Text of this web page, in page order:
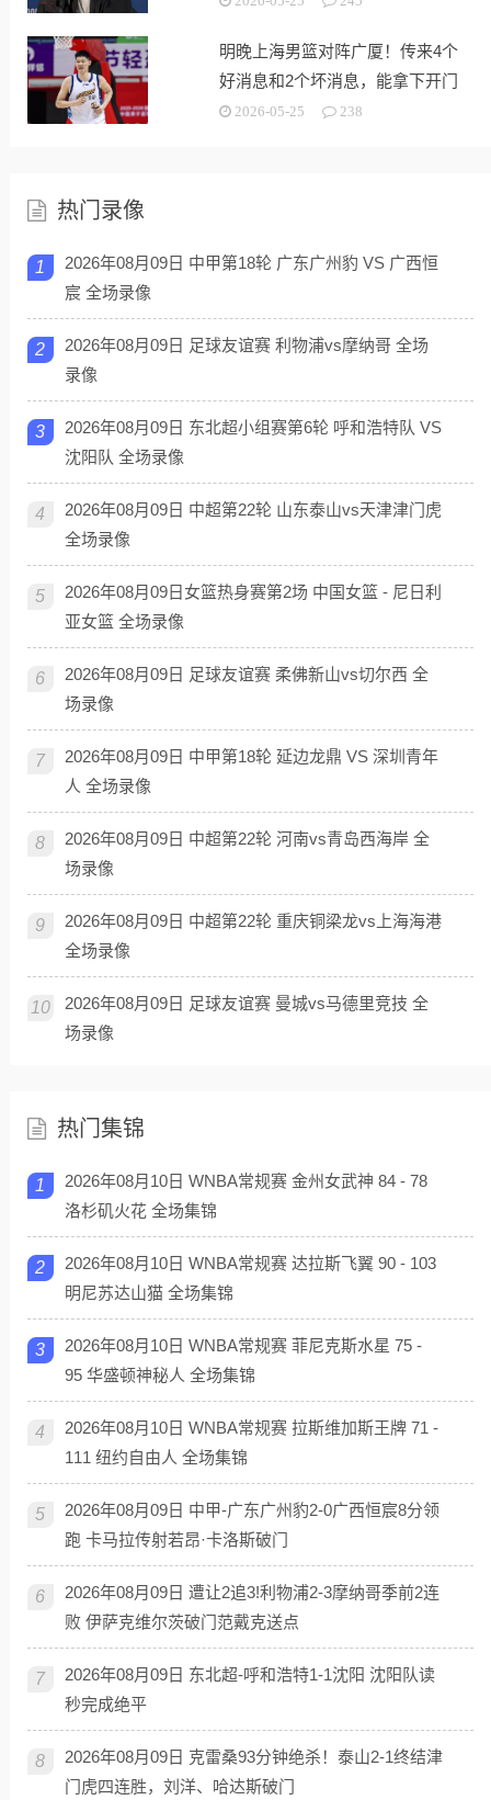
明晚上海男篮对阵广厦！传来4个
好消息和2个坏消息，能拿下开门
红2026-05-25 238
热门录像
1
2026年08月09日 中甲第18轮 广东广州豹 VS 广西恒
宸 全场录像
2
2026年08月09日 足球友谊赛 利物浦vs摩纳哥 全场
录像
3
2026年08月09日 东北超小组赛第6轮 呼和浩特队 VS
沈阳队 全场录像
4
2026年08月09日 中超第22轮 山东泰山vs天津津门虎
全场录像
5
2026年08月09日女篮热身赛第2场 中国女篮 - 尼日利
亚女篮 全场录像
6
2026年08月09日 足球友谊赛 柔佛新山vs切尔西 全
场录像
7
2026年08月09日 中甲第18轮 延边龙鼎 VS 深圳青年
人 全场录像
8
2026年08月09日 中超第22轮 河南vs青岛西海岸 全
场录像
9
2026年08月09日 中超第22轮 重庆铜梁龙vs上海海港
全场录像
10
2026年08月09日 足球友谊赛 曼城vs马德里竞技 全
场录像
热门集锦
1
2026年08月10日 WNBA常规赛 金州女武神 84 - 78
洛杉矶火花 全场集锦
2
2026年08月10日 WNBA常规赛 达拉斯飞翼 90 - 103
明尼苏达山猫 全场集锦
3
2026年08月10日 WNBA常规赛 菲尼克斯水星 75 -
95 华盛顿神秘人 全场集锦
4
2026年08月10日 WNBA常规赛 拉斯维加斯王牌 71 -
111 纽约自由人 全场集锦
5
2026年08月09日 中甲-广东广州豹2-0广西恒宸8分领
跑 卡马拉传射若昂·卡洛斯破门
6
2026年08月09日 遭让2追3!利物浦2-3摩纳哥季前2连
败 伊萨克维尔茨破门范戴克送点
7
2026年08月09日 东北超-呼和浩特1-1沈阳 沈阳队读
秒完成绝平
8
2026年08月09日 克雷桑93分钟绝杀！泰山2-1终结津
门虎四连胜，刘洋、哈达斯破门